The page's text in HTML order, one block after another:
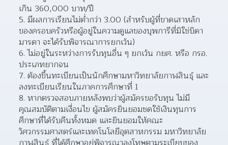
เกิน 360,000 บาท/ปี
5. มีผลการเรียนไม่ต่ำกว่า 3.00 (สำหรับผู้ที่ขาดเสาหลัก
ของครอบครัวหรือผู้อยู่ในความดูแลของบุพการีที่มิใช่บิดา
มารดา จะได้รับพิจารณาการยกเว้น)
6. ไม่อยู่ในระหว่างการรับทุนอื่น ๆ ยกเว้น กยศ. หรือ กรอ.
ประเภทยากจน
7. ต้องขึ้นทะเบียนเป็นนักศึกษามหาวิทยาลัยกาฬสินธุ์ และ
ลงทะเบียนเรียนในภาคการศึกษาที่ 1
8. หากตรวจสอบภายหลังพบว่าผู้สมัครขอรับทุน ไม่มี
คุณสมบัติตามเงื่อนไข ผู้สมัครยินยอมชดใช้เงินทุนการ
ศึกษาที่ได้รับคืนทั้งหมด และยินยอมให้คณะ
วิศวกรรมศาสตร์และเทคโนโลยีอุตสาหกรรม มหาวิทยาลัย